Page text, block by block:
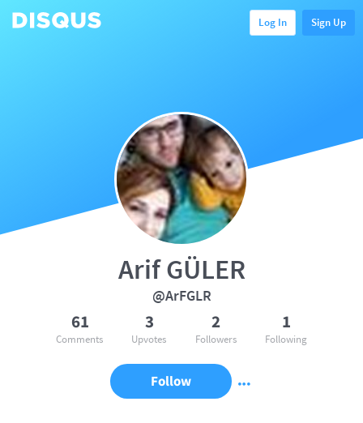
Log In Sign Up
Arif GÜLER
@ArFGLR
61
Comments
3
Upvotes
2
Followers
1
Following
Follow